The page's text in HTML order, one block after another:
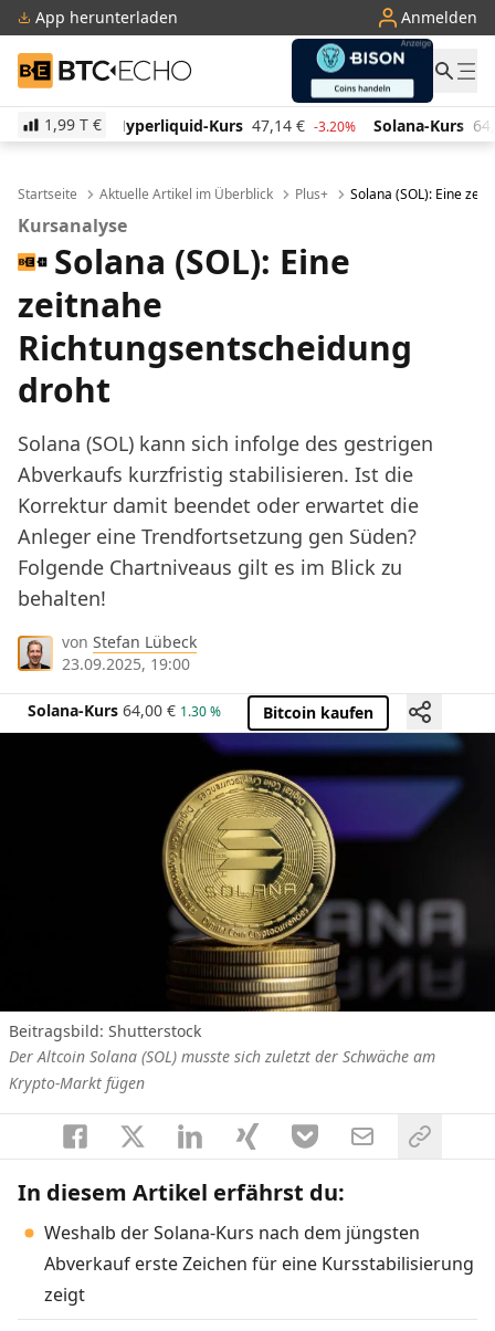
App herunterladen Anmelden
BTC-ECHO
1,99 T €
Kurs 47,14 € -3.20% Solana-Kurs 64,00 € 1.30% TRON-
Startseite Aktuelle Artikel im Überblick Plus+ Solana (SOL): Eine
Kursanalyse
Solana (SOL): Eine
zeitnahe
Richtungsentscheidung
droht
Solana (SOL) kann sich infolge des gestrigen
Abverkaufs kurzfristig stabilisieren. Ist die
Korrektur damit beendet oder erwartet die
Anleger eine Trendfortsetzung gen Süden?
Folgende Chartniveaus gilt es im Blick zu
behalten!
von Stefan Lübeck
23.09.2025, 19:00
Solana-Kurs 64,00 € 1.30 % Bitcoin kaufen
Beitragsbild: Shutterstock
Der Altcoin Solana (SOL) musste sich zuletzt der Schwäche am
Krypto-Markt fügen
In diesem Artikel erfährst du:
Weshalb der Solana-Kurs nach dem jüngsten
Abverkauf erste Zeichen für eine Kursstabilisierung
zeigt